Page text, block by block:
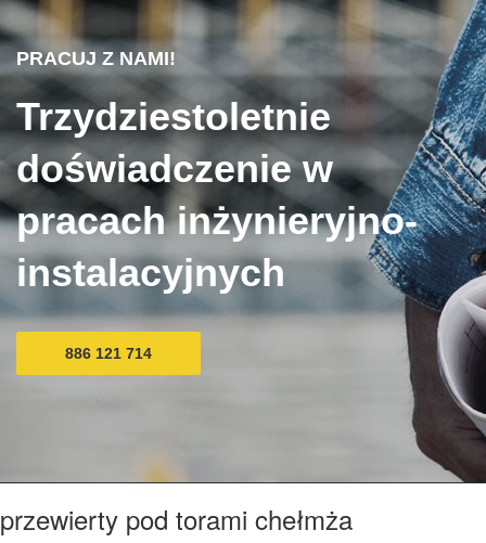
PRACUJ Z NAMI!
Trzydziestoletnie
doświadczenie w
pracach inżynieryjno-
instalacyjnych
886 121 714
przewierty pod torami chełmża